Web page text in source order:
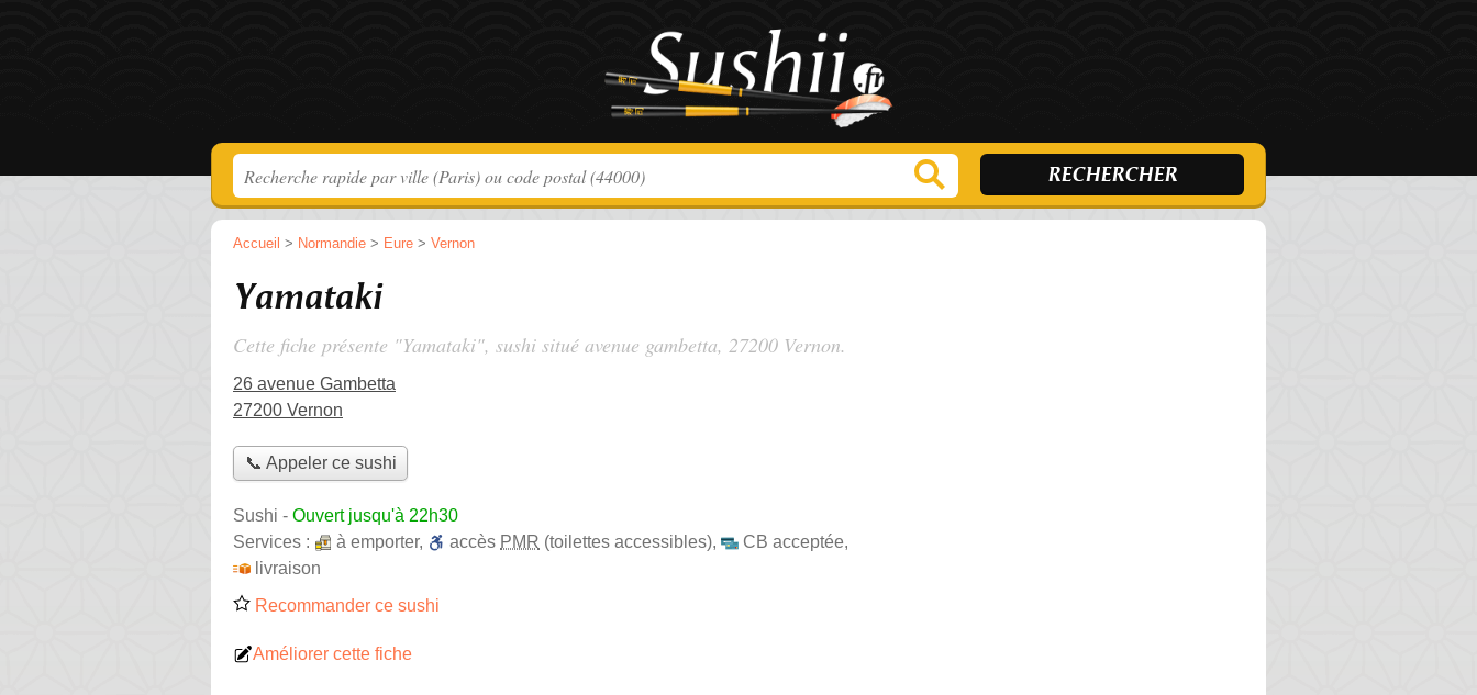
Accueil > Normandie > Eure > Vernon
Yamataki
Cette fiche présente "Yamataki", sushi situé avenue gambetta, 27200 Vernon.
26 avenue Gambetta
27200 Vernon
📞 Appeler ce sushi
Sushi - Ouvert jusqu'à 22h30
Services :
à emporter, accès PMR (toilettes accessibles), CB acceptée,
livraison
Recommander ce sushi
Améliorer cette fiche